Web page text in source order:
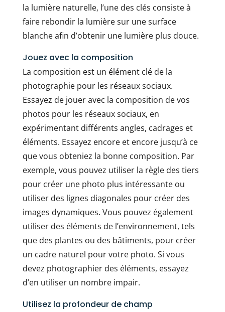
la lumière naturelle, l’une des clés consiste à
faire rebondir la lumière sur une surface
blanche afin d’obtenir une lumière plus douce.
Jouez avec la composition
La composition est un élément clé de la
photographie pour les réseaux sociaux.
Essayez de jouer avec la composition de vos
photos pour les réseaux sociaux, en
expérimentant différents angles, cadrages et
éléments. Essayez encore et encore jusqu’à ce
que vous obteniez la bonne composition. Par
exemple, vous pouvez utiliser la règle des tiers
pour créer une photo plus intéressante ou
utiliser des lignes diagonales pour créer des
images dynamiques. Vous pouvez également
utiliser des éléments de l’environnement, tels
que des plantes ou des bâtiments, pour créer
un cadre naturel pour votre photo. Si vous
devez photographier des éléments, essayez
d’en utiliser un nombre impair.
Utilisez la profondeur de champ